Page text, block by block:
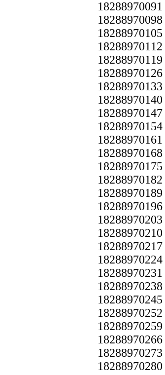
18288970091
18288970098
18288970105
18288970112
18288970119
18288970126
18288970133
18288970140
18288970147
18288970154
18288970161
18288970168
18288970175
18288970182
18288970189
18288970196
18288970203
18288970210
18288970217
18288970224
18288970231
18288970238
18288970245
18288970252
18288970259
18288970266
18288970273
18288970280